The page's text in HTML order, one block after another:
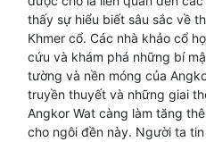
thấy sự hiểu biết sâu sắc về
Khmer cổ. Các nhà khảo cổ
cứu và khám phá những bí
tường và nền móng của
truyền thuyết và những giai
Angkor Wat càng làm tăng
cho ngôi đền này. Người ta